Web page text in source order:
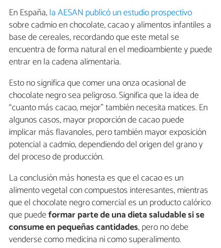
En España,la AESAN publicó un estudio prospectivo
sobre cadmio en chocolate, cacao y alimentos infantiles a
base de cereales, recordando que este metal se
encuentra de forma natural en el medioambiente y puede
entrar en la cadena alimentaria.
Esto no significa que comer una onza ocasional de
chocolate negro sea peligroso. Significa que la idea de
“cuanto más cacao, mejor” también necesita matices. En
algunos casos, mayor proporción de cacao puede
implicar más flavanoles, pero también mayor exposición
potencial a cadmio, dependiendo del origen del grano y
del proceso de producción.
La conclusión más honesta es que el cacao es un
alimento vegetal con compuestos interesantes, mientras
que el chocolate negro comercial es un producto calórico
que puedeformar parte de una dieta saludable si se
consume en pequeñas cantidades, pero no debe
venderse como medicina ni como superalimento.